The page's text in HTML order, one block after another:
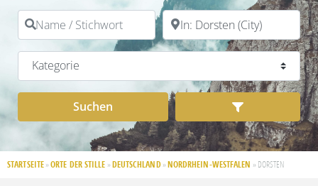
Name / Stichwort PLZ / Ort
Kategorie
Suchen Advanced
STARTSEITE » ORTE DER STILLE » DEUTSCHLAND» NORDRHEIN-WESTFALEN » DORSTEN